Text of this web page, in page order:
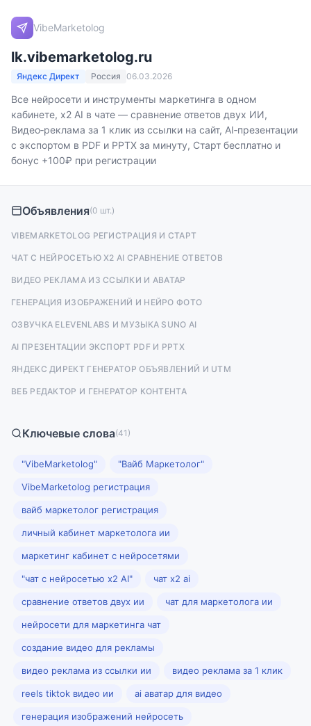
VibeMarketolog
lk.vibemarketolog.ru
Яндекс Директ Россия 06.03.2026
Все нейросети и инструменты маркетинга в одном
кабинете, x2 AI в чате — сравнение ответов двух ИИ,
Видео‑реклама за 1 клик из ссылки на сайт, AI‑презентации
с экспортом в PDF и PPTX за минуту, Старт бесплатно и
бонус +100₽ при регистрации
Объявления(0 шт.)
VIBEMARKETOLOG РЕГИСТРАЦИЯ И СТАРТ
ЧАТ С НЕЙРОСЕТЬЮ X2 AI СРАВНЕНИЕ ОТВЕТОВ
ВИДЕО РЕКЛАМА ИЗ ССЫЛКИ И АВАТАР
ГЕНЕРАЦИЯ ИЗОБРАЖЕНИЙ И НЕЙРО ФОТО
ОЗВУЧКА ELEVENLABS И МУЗЫКА SUNO AI
AI ПРЕЗЕНТАЦИИ ЭКСПОРТ PDF И PPTX
ЯНДЕКС ДИРЕКТ ГЕНЕРАТОР ОБЪЯВЛЕНИЙ И UTM
ВЕБ РЕДАКТОР И ГЕНЕРАТОР КОНТЕНТА
Ключевые слова(41)
"VibeMarketolog" "Вайб Маркетолог"
VibeMarketolog регистрация
вайб маркетолог регистрация
личный кабинет маркетолога ии
маркетинг кабинет с нейросетями
"чат с нейросетью x2 AI" чат x2 ai
сравнение ответов двух ии чат для маркетолога ии
нейросети для маркетинга чат
создание видео для рекламы
видео реклама из ссылки ии видео реклама за 1 клик
reels tiktok видео ии ai аватар для видео
генерация изображений нейросеть